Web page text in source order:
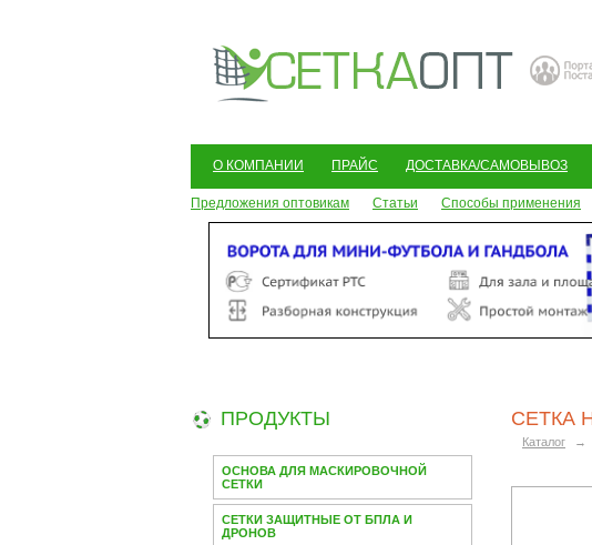
О КОМПАНИИ ПРАЙС ДОСТАВКА/САМОВЫВОЗ
Предложения оптовикам Статьи Способы применения
ПРОДУКТЫ
ОСНОВА ДЛЯ МАСКИРОВОЧНОЙ
СЕТКИ
СЕТКИ ЗАЩИТНЫЕ ОТ БПЛА И
ДРОНОВ
СЕТКА
Каталог →